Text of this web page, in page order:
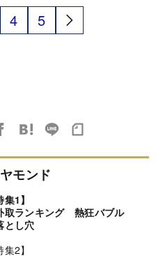
4 5
モンド
集1】
取ランキング 熱狂バブル
とし穴
集2】